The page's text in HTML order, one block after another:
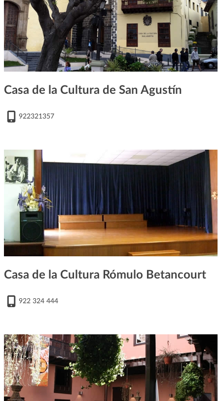
Casa de la Cultura de San Agustín
922321357
Casa de la Cultura Rómulo Betancourt
922 324 444